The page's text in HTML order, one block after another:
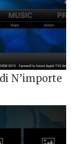
N’importe